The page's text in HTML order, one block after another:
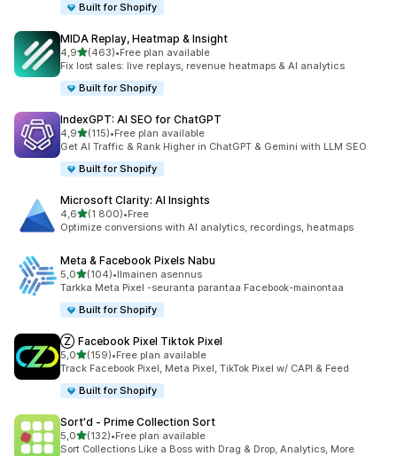
Built for Shopify
MIDA Replay, Heatmap & Insight
4,9/ 5 tähteä
(463)
463 arvostelua yhteensä
•Free plan available
Fix lost sales: live replays, revenue heatmaps & AI analytics
Built for Shopify
IndexGPT: AI SEO for ChatGPT
4,9/ 5 tähteä
(115)
115 arvostelua yhteensä
•Free plan available
Get AI Traffic & Rank Higher in ChatGPT & Gemini with LLM SEO
Built for Shopify
Microsoft Clarity: AI Insights
4,6/ 5 tähteä
(1 800)
1800 arvostelua yhteensä
•Free
Optimize conversions with AI analytics, recordings, heatmaps
Meta & Facebook Pixels Nabu
5,0/ 5 tähteä
(104)
104 arvostelua yhteensä
•Ilmainen asennus
Tarkka Meta Pixel -seuranta parantaa Facebook-mainontaa
Built for Shopify
Ⓩ Facebook Pixel Tiktok Pixel
5,0/ 5 tähteä
(159)
159 arvostelua yhteensä
•Free plan available
Track Facebook Pixel, Meta Pixel, TikTok Pixel w/ CAPI & Feed
Built for Shopify
Sort'd ‑ Prime Collection Sort
5,0/ 5 tähteä
(132)
132 arvostelua yhteensä
•Free plan available
Sort Collections Like a Boss with Drag & Drop, Analytics, More